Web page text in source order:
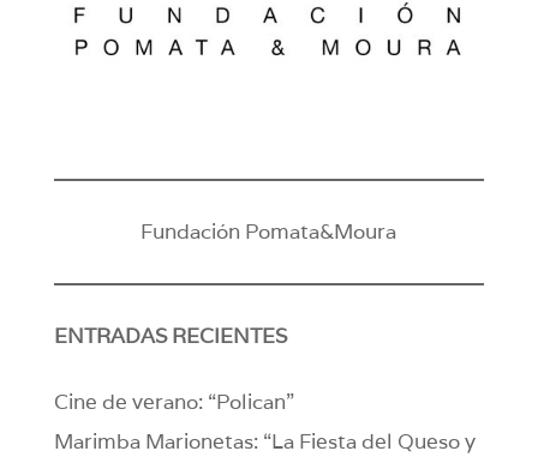
Fundación Pomata&Moura
ENTRADAS RECIENTES
Cine de verano: “Polican”
Marimba Marionetas: “La Fiesta del Queso y